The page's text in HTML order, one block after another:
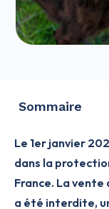
Sommaire
Le 1er janvier
dans la
France. La
a été interdite,